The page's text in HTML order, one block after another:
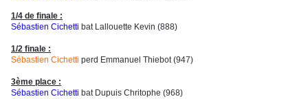
1/4 de finale :
Sébastien Cichetti bat Lallouette Kevin (888)
1/2 finale :
Sébastien Cichetti perd Emmanuel Thiebot (947)
3ème place :
Sébastien Cichetti bat Dupuis Chritophe (968)